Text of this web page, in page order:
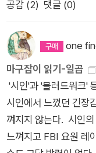
로 돌아가기 싫었던
꾹 다문 입을 열었던
도 IT 산업에 열광하는
럼. 보통사람들이 원하
장이라는 원칙을 외면
경종을 울리는 작품이
층의 방종과 하류층의
배우의 대사속에 튀어
살해한 혐의로'라는 문
삶 하나 하나가 별도
를 가지고 있으면서도
서 6편의 소설을 읽은
을 뛰어넘었고 소설이
가의 다음 소설이 기
증거일 것이다.영화화
이라는 결심을 하게 만
번씩 웃기는 했다. 가
배경의 소설을 읽었는
이 있지만 영어권 국
인도는 애증의 대상,
도 없는 가족 같은 건
은 어떨까, 생각해 봤다.
공감 (2) 댓글 (0)
one
마구잡이 읽기-일곱
'시인'과 '블러드워크'
시인에서 느꼈던 긴장
껴지지 않는다. 시인
느껴지고 FBI 요원 레